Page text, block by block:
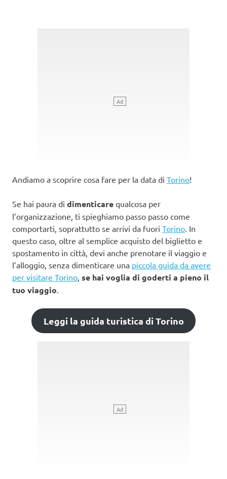
Andiamo a scoprire cosa fare per la data di Torino!
Se hai paura di dimenticare qualcosa per
l’organizzazione, ti spieghiamo passo passo come
comportarti, soprattutto se arrivi da fuori Torino . In
questo caso, oltre al semplice acquisto del biglietto e
spostamento in città, devi anche prenotare il viaggio e
l’alloggio, senza dimenticare una piccola guida da avere
per visitare Torino se hai voglia di goderti a pieno il
tuo viaggio
Leggi la guida turistica di Torino